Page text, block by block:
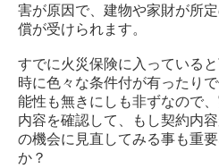
害が原因で、建物や家財が所
償が受けられます。
すでに火災保険に入っている
時に色々な条件付が有ったり
能性も無きにしも非ずなので
内容を確認して、もし契約内
の機会に見直してみる事も重
か？